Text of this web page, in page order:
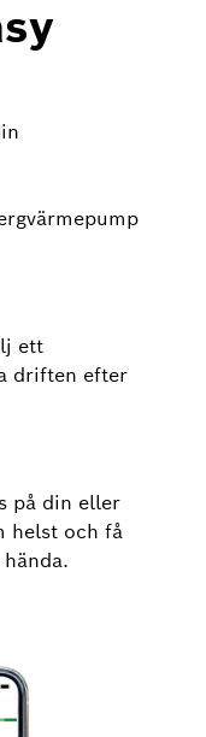
ett
driften efter
på din eller
helst och få